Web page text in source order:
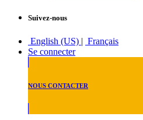
Suivez-nous
English (US) | Français
Se connecter
NOUS CONTACTER